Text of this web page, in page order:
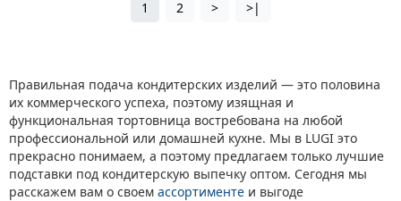
1 2 > >|
Правильная подача кондитерских изделий — это половина
их коммерческого успеха, поэтому изящная и
функциональная тортовница востребована на любой
профессиональной или домашней кухне. Мы в LUGI это
прекрасно понимаем, а поэтому предлагаем только лучшие
подставки под кондитерскую выпечку оптом. Сегодня мы
расскажем вам о своем ассортименте и выгоде